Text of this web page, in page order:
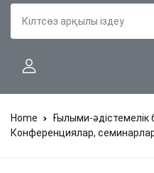
Home
Ғылыми-
Конференциялар,